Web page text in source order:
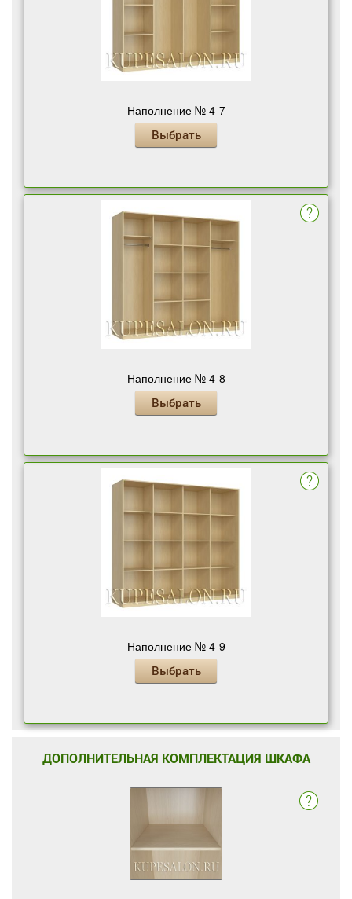
Наполнение № 4-7
Выбрать
Наполнение № 4-8
Выбрать
Наполнение № 4-9
Выбрать
ДОПОЛНИТЕЛЬНАЯ КОМПЛЕКТАЦИЯ ШКАФА